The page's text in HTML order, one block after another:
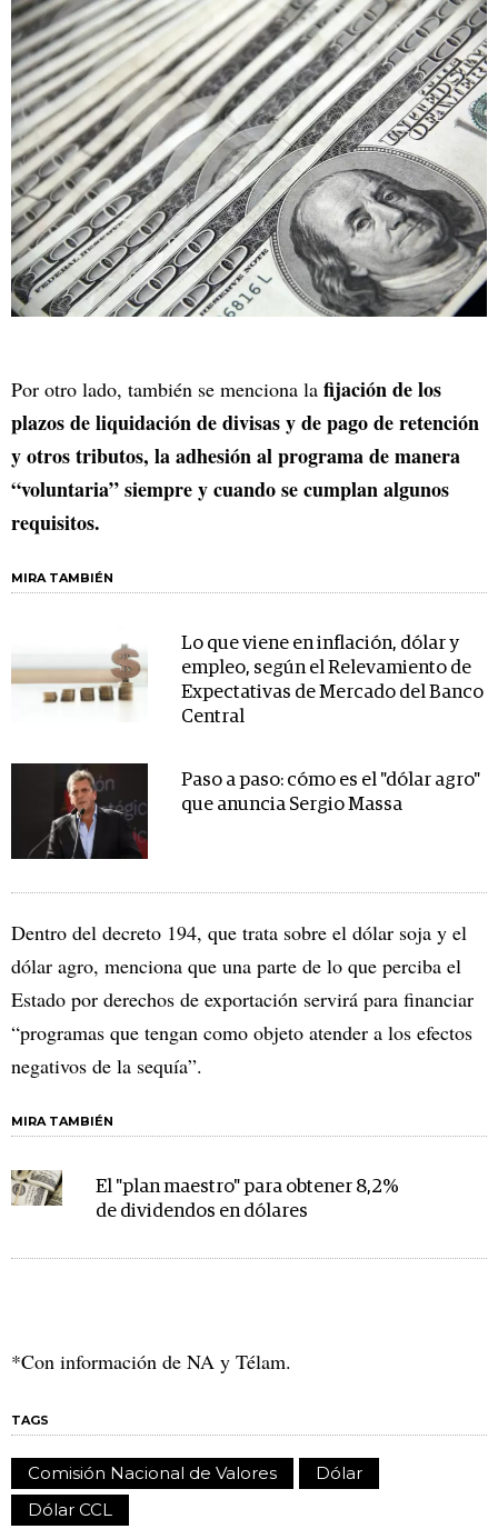
Por otro lado, también se menciona la fijación de los
plazos de liquidación de divisas y de pago de retención
y otros tributos, la adhesión al programa de manera
“voluntaria” siempre y cuando se cumplan algunos
requisitos.
MIRA TAMBIÉN
Lo que viene en inflación, dólar y
empleo, según el Relevamiento de
Expectativas de Mercado del Banco
Central
Paso a paso: cómo es el "dólar agro"
que anuncia Sergio Massa
Dentro del decreto 194, que trata sobre el dólar soja y el
dólar agro, menciona que una parte de lo que perciba el
Estado por derechos de exportación servirá para financiar
“programas que tengan como objeto atender a los efectos
negativos de la sequía”.
MIRA TAMBIÉN
El "plan maestro" para obtener 8,2%
de dividendos en dólares
*Con información de NA y Télam.
TAGS
Comisión Nacional de Valores
Dólar
Dólar CCL